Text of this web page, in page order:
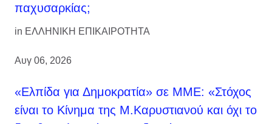
παχυσαρκίας;
in ΕΛΛΗΝΙΚΗ ΕΠΙΚΑΙΡΟΤΗΤΑ
Αυγ 06, 2026
«Ελπίδα για Δημοκρατία» σε ΜΜΕ: «Στόχος
είναι το Κίνημα της Μ.Καρυστιανού και όχι το